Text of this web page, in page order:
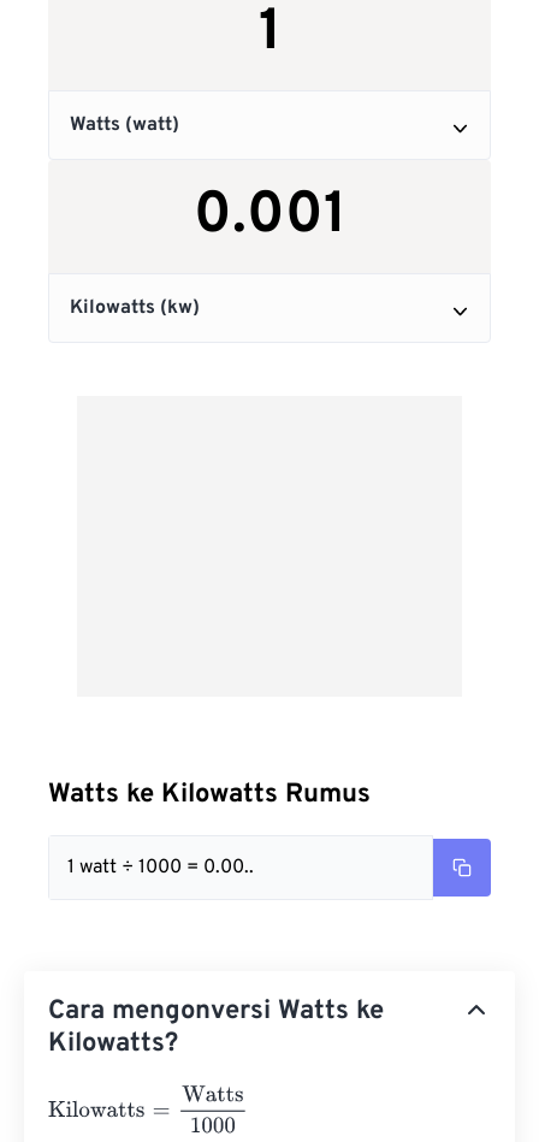
Watts ke Kilowatts Rumus
1 watt ÷ 1000 = 0.00..
Cara mengonversi Watts ke
Kilowatts?
Kilowatts = Watts1000